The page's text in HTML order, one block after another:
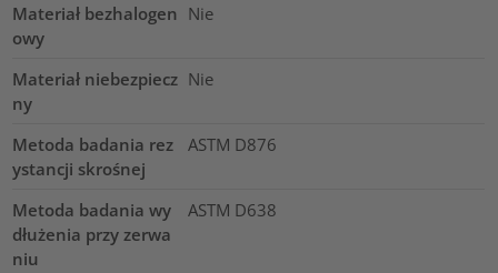
Materiał bezhalogen
owy
Nie
Materiał niebezpiecz
ny
Nie
Metoda badania rez
ystancji skrośnej
ASTM D876
Metoda badania wy
dłużenia przy zerwa
niu
ASTM D638